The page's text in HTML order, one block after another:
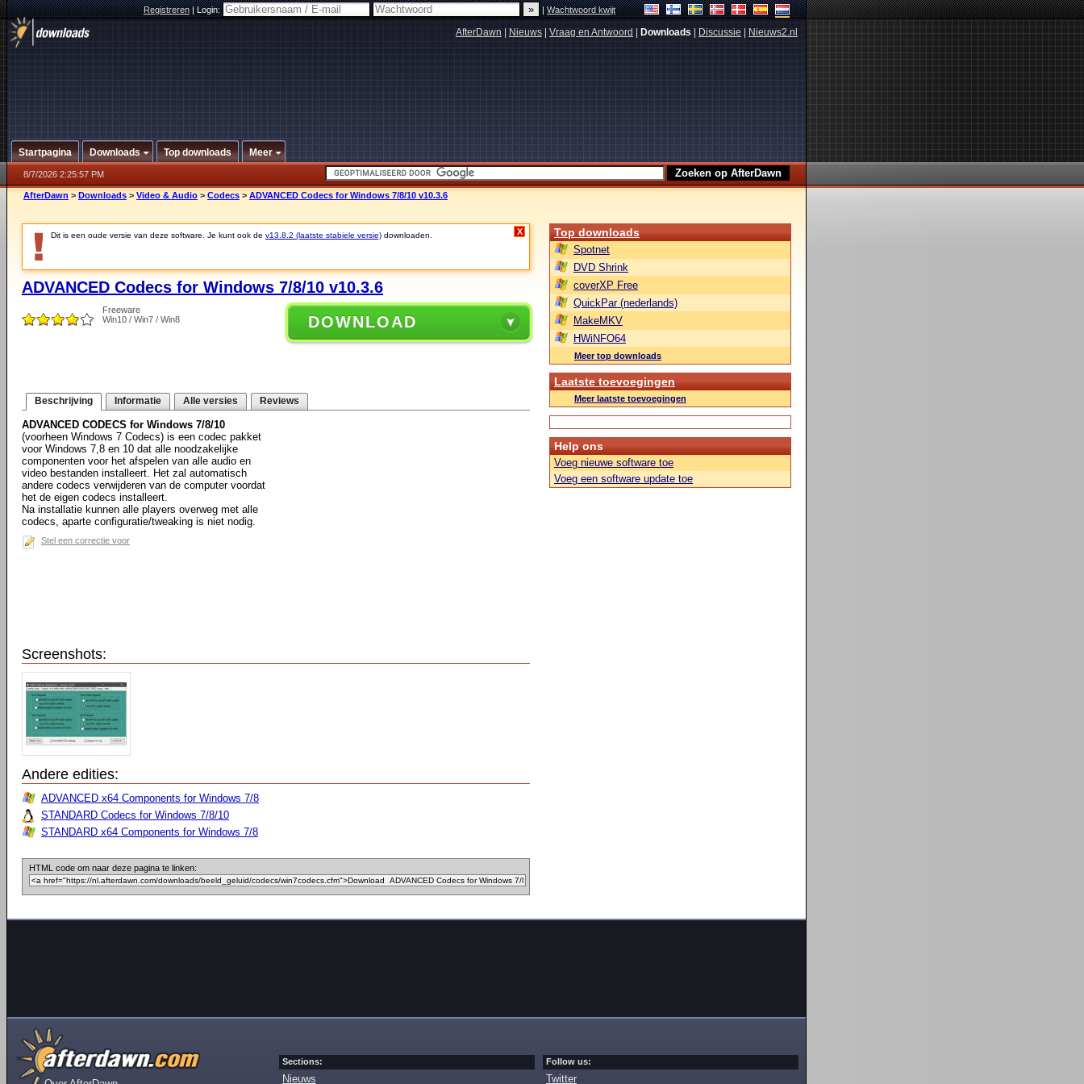
Registreren|Login: |Wachtwoord kwijt
AfterDawn Nieuws Vraag en Antwoord Downloads Discussie Nieuws2.nl
Startpagina Downloads Top downloads Meer
8/7/2026 2:25:57 PM
AfterDawn > Downloads > Video & Audio > Codecs > ADVANCED Codecs for Windows 7/8/10 v10.3.6
Dit is een oude versie van deze software. Je kunt ook de v13.8.2 (laatste stabiele versie) downloaden. X
ADVANCED Codecs for Windows 7/8/10 v10.3.6
Freeware
Win10 / Win7 / Win8
DOWNLOAD
Beschrijving Informatie Alle versies Reviews
ADVANCED CODECS for Windows 7/8/10
(voorheen Windows 7 Codecs) is een codec pakket
voor Windows 7,8 en 10 dat alle noodzakelijke
componenten voor het afspelen van alle audio en
video bestanden installeert. Het zal automatisch
andere codecs verwijderen van de computer voordat
het de eigen codecs installeert.
Na installatie kunnen alle players overweg met alle
codecs, aparte configuratie/tweaking is niet nodig.
Stel een correctie voor
Screenshots:
Andere edities:
ADVANCED x64 Components for Windows 7/8
STANDARD Codecs for Windows 7/8/10
STANDARD x64 Components for Windows 7/8
HTML code om naar deze pagina te linken:
Top downloads
Spotnet
DVD Shrink
coverXP Free
QuickPar (nederlands)
MakeMKV
HWiNFO64
Meer top downloads
Laatste toevoegingen
Meer laatste toevoegingen
Help ons
Voeg nieuwe software toe
Voeg een software update toe
Sections:
Nieuws
Follow us:
Twitter